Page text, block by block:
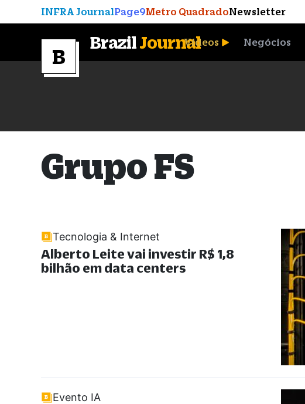
INFRA JournalPage9Metro QuadradoNewsletter
BrazilJournalVídeos Negócios
Grupo FS
Tecnologia & Internet
Alberto Leite vai investir R$ 1,8
bilhão em data centers
Evento IA